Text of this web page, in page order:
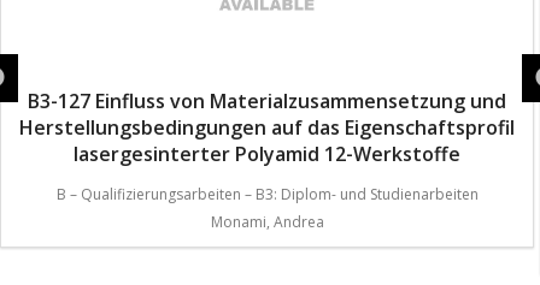
B3-127 Einfluss von Materialzusammensetzung und
Herstellungsbedingungen auf das Eigenschaftsprofil
lasergesinterter Polyamid 12-Werkstoffe
B – Qualifizierungsarbeiten – B3: Diplom- und Studienarbeiten
Monami, Andrea